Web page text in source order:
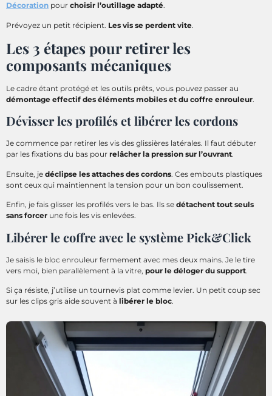
Décoration pour choisir l’outillage adapté.
Prévoyez un petit récipient. Les vis se perdent vite.
Les 3 étapes pour retirer les
composants mécaniques
Le cadre étant protégé et les outils prêts, vous pouvez passer au
démontage effectif des éléments mobiles et du coffre enrouleur.
Dévisser les profilés et libérer les cordons
Je commence par retirer les vis des glissières latérales. Il faut débuter
par les fixations du bas pour relâcher la pression sur l’ouvrant.
Ensuite, je déclipse les attaches des cordons. Ces embouts plastiques
sont ceux qui maintiennent la tension pour un bon coulissement.
Enfin, je fais glisser les profilés vers le bas. Ils se détachent tout seuls
sans forcer une fois les vis enlevées.
Libérer le coffre avec le système Pick&Click
Je saisis le bloc enrouleur fermement avec mes deux mains. Je le tire
vers moi, bien parallèlement à la vitre, pour le déloger du support.
Si ça résiste, j’utilise un tournevis plat comme levier. Un petit coup sec
sur les clips gris aide souvent à libérer le bloc.